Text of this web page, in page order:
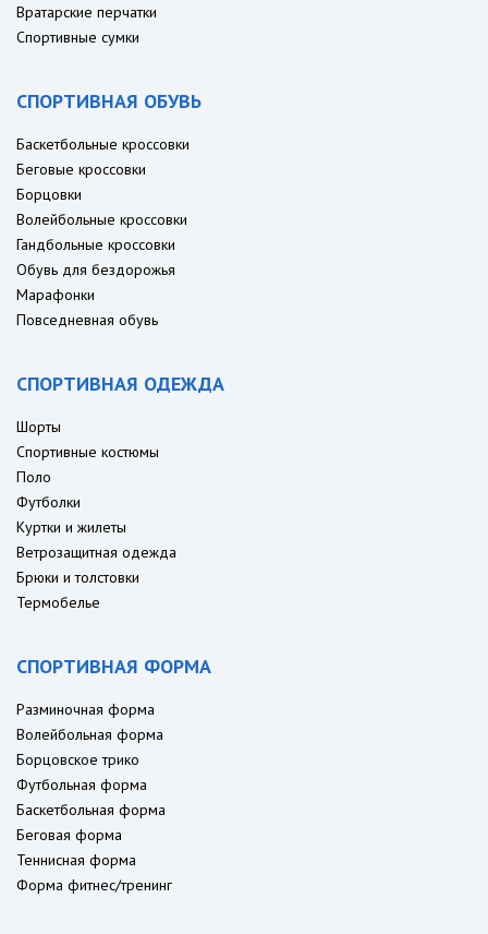
Вратарские перчатки
Спортивные сумки
СПОРТИВНАЯ ОБУВЬ
Баскетбольные кроссовки
Беговые кроссовки
Борцовки
Волейбольные кроссовки
Гандбольные кроссовки
Обувь для бездорожья
Марафонки
Повседневная обувь
СПОРТИВНАЯ ОДЕЖДА
Шорты
Спортивные костюмы
Поло
Футболки
Куртки и жилеты
Ветрозащитная одежда
Брюки и толстовки
Термобелье
СПОРТИВНАЯ ФОРМА
Разминочная форма
Волейбольная форма
Борцовское трико
Футбольная форма
Баскетбольная форма
Беговая форма
Теннисная форма
Форма фитнес/тренинг